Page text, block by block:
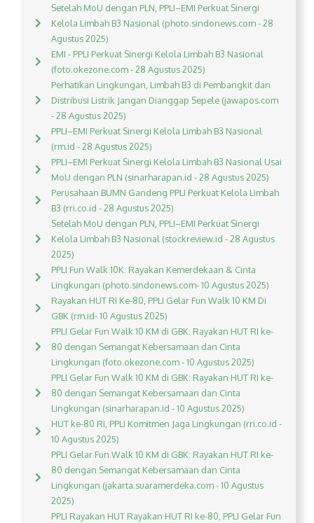
Setelah MoU dengan PLN, PPLI–EMI Perkuat Sinergi
Kelola Limbah B3 Nasional (photo.sindonews.com - 28
Agustus 2025)
EMI - PPLI Perkuat Sinergi Kelola Limbah B3 Nasional
(foto.okezone.com - 28 Agustus 2025)
Perhatikan Lingkungan, Limbah B3 di Pembangkit dan
Distribusi Listrik Jangan Dianggap Sepele (jawapos.com
- 28 Agustus 2025)
PPLI–EMI Perkuat Sinergi Kelola Limbah B3 Nasional
(rm.id - 28 Agustus 2025)
PPLI–EMI Perkuat Sinergi Kelola Limbah B3 Nasional Usai
MoU dengan PLN (sinarharapan.id - 28 Agustus 2025)
Perusahaan BUMN Gandeng PPLI Perkuat Kelola Limbah
B3 (rri.co.id - 28 Agustus 2025)
Setelah MoU dengan PLN, PPLI–EMI Perkuat Sinergi
Kelola Limbah B3 Nasional (stockreview.id - 28 Agustus
2025)
PPLI Fun Walk 10K: Rayakan Kemerdekaan & Cinta
Lingkungan (photo.sindonews.com- 10 Agustus 2025)
Rayakan HUT RI Ke-80, PPLI Gelar Fun Walk 10 KM Di
GBK (rm.id- 10 Agustus 2025)
PPLI Gelar Fun Walk 10 KM di GBK: Rayakan HUT RI ke-
80 dengan Semangat Kebersamaan dan Cinta
Lingkungan (foto.okezone.com - 10 Agustus 2025)
PPLI Gelar Fun Walk 10 KM di GBK: Rayakan HUT RI ke-
80 dengan Semangat Kebersamaan dan Cinta
Lingkungan (sinarharapan.id - 10 Agustus 2025)
HUT ke-80 RI, PPLI Komitmen Jaga Lingkungan (rri.co.id -
10 Agustus 2025)
PPLI Gelar Fun Walk 10 KM di GBK: Rayakan HUT RI ke-
80 dengan Semangat Kebersamaan dan Cinta
Lingkungan (jakarta.suaramerdeka.com - 10 Agustus
2025)
PPLI Rayakan HUT Rayakan HUT RI ke-80, PPLI Gelar Fun